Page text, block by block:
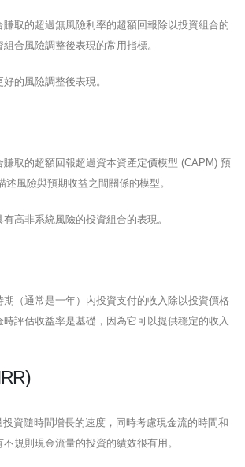
賺取的超過無風險利率的超額回報除以投資組合的
合風險調整後表現的常用指標。
的風險調整後表現。
取的超額回報超過資本資產定價模型 (CAPM) 預
風險與預期收益之間關係的模型。
高非系統風險的投資組合的表現。
（通常是一年）內投資支付的收入除以投資價格
評估收益率是基礎，因為它可以提供穩定的收入
資隨時間增長的速度，同時考慮現金流的時間和
規則現金流量的投資的績效很有用。